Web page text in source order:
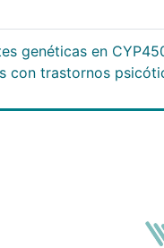
genéticas en
con trastornos